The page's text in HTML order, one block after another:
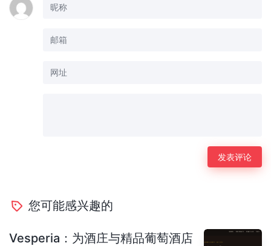
您可能感兴趣的
Vesperia：为酒庄与精品葡萄酒店